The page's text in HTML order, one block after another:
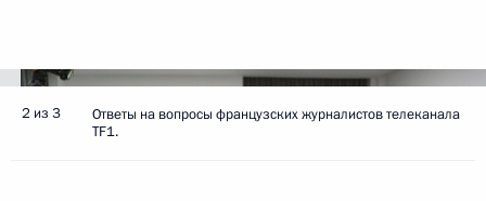
2 из 3
Ответы на вопросы французских журналистов телеканала
TF1.